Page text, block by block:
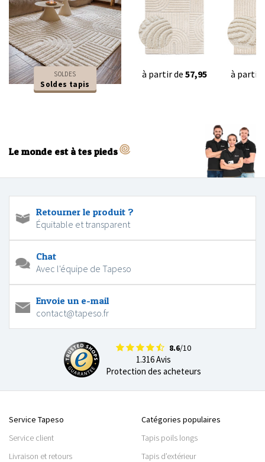
SOLDES
Soldes tapis
à partir de 57,95 à partir
Le monde est à tes pieds
Retourner le produit ?
Équitable et transparent
Chat
Avec l'équipe de Tapeso
Envoie un e-mail
contact@tapeso.fr
8.6/10
1.316 Avis
Protection des acheteurs
Service Tapeso
Service client
Livraison et retours
Catégories populaires
Tapis poils longs
Tapis d’extérieur